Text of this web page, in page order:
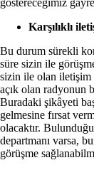
Karşılıklı
Bu durum sürekli
süre sizin ile
sizin ile olan iletişim
açık olan radyonun
Buradaki şikâyeti
gelmesine fırsat
olacaktır.
departmanı varsa,
görüşme